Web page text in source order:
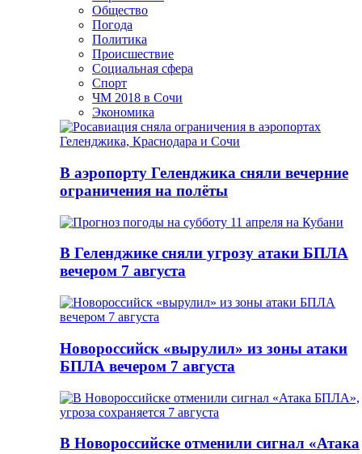
Общество
Погода
Политика
Происшествие
Социальная сфера
Спорт
ЧМ 2018 в Сочи
Экономика
В аэропорту Геленджика сняли вечерние
ограничения на полёты
В Геленджике сняли угрозу атаки БПЛА
вечером 7 августа
Новороссийск «вырулил» из зоны атаки
БПЛА вечером 7 августа
В Новороссийске отменили сигнал «Атака